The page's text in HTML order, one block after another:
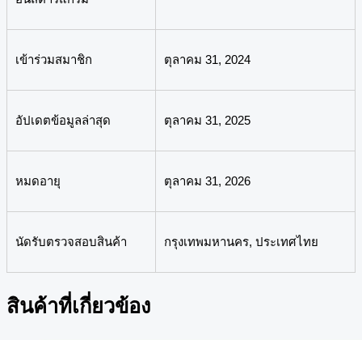
เข้าร่วมสมาชิก ตุลาคม 31, 2024
อัปเดตข้อมูลล่าสุด ตุลาคม 31, 2025
หมดอายุ ตุลาคม 31, 2026
นัดรับตรวจสอบสินค้า กรุงเทพมหานคร, ประเทศไทย
สินค้าที่เกี่ยวข้อง